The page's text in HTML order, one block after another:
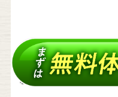
A．京都教室は毎月第
教室は毎月第１・３
験レッスンを行ってい